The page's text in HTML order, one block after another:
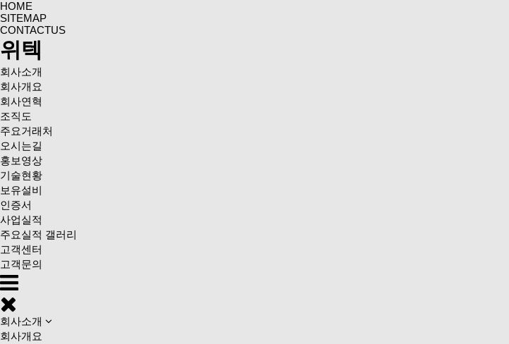
HOME
SITEMAP
CONTACTUS
위텍
회사소개
회사개요
회사연혁
조직도
주요거래처
오시는길
홍보영상
기술현황
보유설비
인증서
사업실적
주요실적 갤러리
고객센터
고객문의
회사소개
회사개요